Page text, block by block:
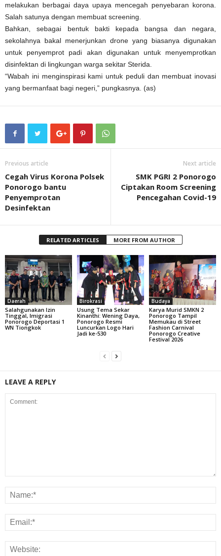
melakukan berbagai daya upaya mencegah penyebaran korona.
Salah satunya dengan membuat screening.
Bahkan, sebagai bentuk bakti kepada bangsa dan negara,
sekolahnya bakal menerjunkan drone yang biasanya digunakan
untuk penyemprot padi akan digunakan untuk menyemprotkan
disinfektan di lingkungan warga sekitar Sterida.
“Wabah ini menginspirasi kami untuk peduli dan membuat inovasi
yang bermanfaat bagi negeri,” pungkasnya. (as)
Previous article
Cegah Virus Korona Polsek
Ponorogo bantu
Penyemprotan
Desinfektan
Next article
SMK PGRI 2 Ponorogo
Ciptakan Room Screening
Pencegahan Covid-19
RELATED ARTICLES MORE FROM AUTHOR
Daerah
Salahgunakan Izin
Tinggal, Imigrasi
Ponorogo Deportasi 1
WN Tiongkok
Birokrasi
Usung Tema Sekar
Kinanthi: Wening Daya,
Ponorogo Resmi
Luncurkan Logo Hari
Jadi ke-530
Budaya
Karya Murid SMKN 2
Ponorogo Tampil
Memukau di Street
Fashion Carnival
Ponorogo Creative
Festival 2026
LEAVE A REPLY